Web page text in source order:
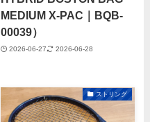
MEDIUM X-PAC｜BQB-
00039）
2026-06-27 2026-06-28
ストリング